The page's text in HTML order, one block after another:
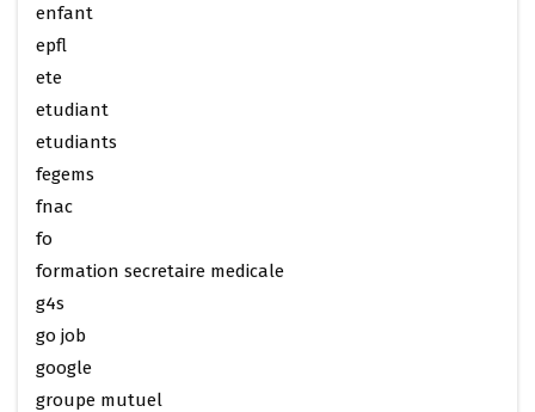
enfant
epfl
ete
etudiant
etudiants
fegems
fnac
fo
formation secretaire medicale
g4s
go job
google
groupe mutuel